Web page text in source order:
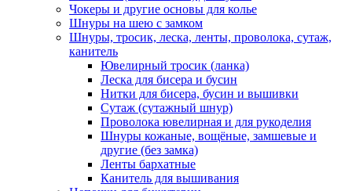
Чокеры и другие основы для колье
Шнуры на шею с замком
Шнуры, тросик, леска, ленты, проволока, сутаж,
канитель
Ювелирный тросик (ланка)
Леска для бисера и бусин
Нитки для бисера, бусин и вышивки
Сутаж (сутажный шнур)
Проволока ювелирная и для рукоделия
Шнуры кожаные, вощёные, замшевые и
другие (без замка)
Ленты бархатные
Канитель для вышивания